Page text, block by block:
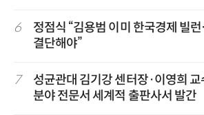
6
정점식 “김용범 이미 한국경제 빌
결단해야”
7
성균관대 김기강 센터장·이영희 교
분야 전문서 세계적 출판사서 발간